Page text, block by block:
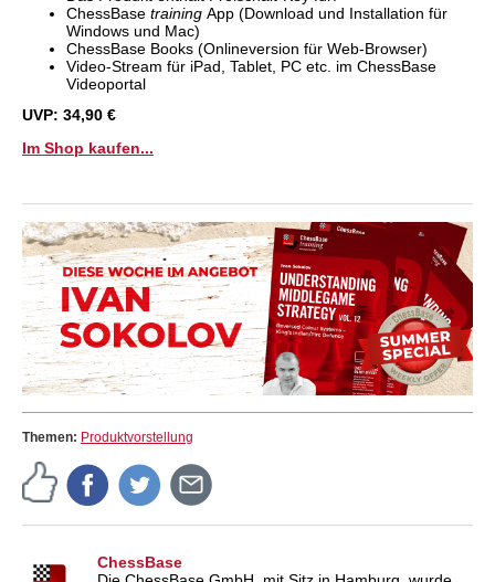
ChessBase training App (Download und Installation für
Windows und Mac)
ChessBase Books (Onlineversion für Web-Browser)
Video-Stream für iPad, Tablet, PC etc. im ChessBase
Videoportal
UVP: 34,90 €
Im Shop kaufen...
Themen: Produktvorstellung
ChessBase